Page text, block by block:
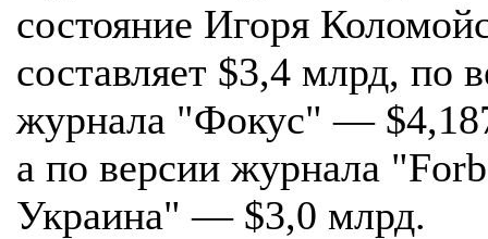
состояние Игоря
составляет $3,4 млрд, по
журнала "Фокус" —
а по версии журнала
Украина" — $3,0 млрд.